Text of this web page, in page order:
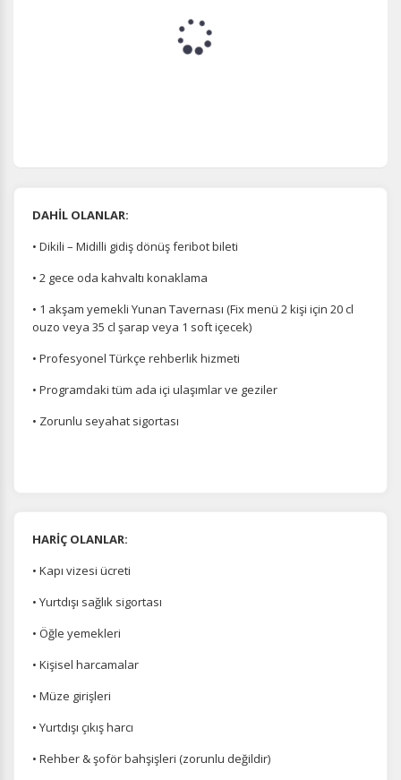
DAHİL OLANLAR:
• Dikili – Midilli gidiş dönüş feribot bileti
• 2 gece oda kahvaltı konaklama
• 1 akşam yemekli Yunan Tavernası (Fix menü 2 kişi için 20 cl
ouzo veya 35 cl şarap veya 1 soft içecek)
• Profesyonel Türkçe rehberlik hizmeti
• Programdaki tüm ada içi ulaşımlar ve geziler
• Zorunlu seyahat sigortası
HARİÇ OLANLAR:
• Kapı vizesi ücreti
• Yurtdışı sağlık sigortası
• Öğle yemekleri
• Kişisel harcamalar
• Müze girişleri
• Yurtdışı çıkış harcı
• Rehber & şoför bahşişleri (zorunlu değildir)